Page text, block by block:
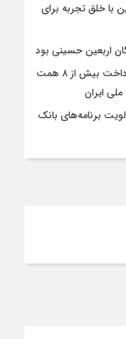
با خلق تجربه برای
اربعین حسینی بود
در چهار ماه نخست ۱۴۰۵ رقم خورد؛ پرداخت بیش از ۸ همت
ایران
برنامه‌های بانک